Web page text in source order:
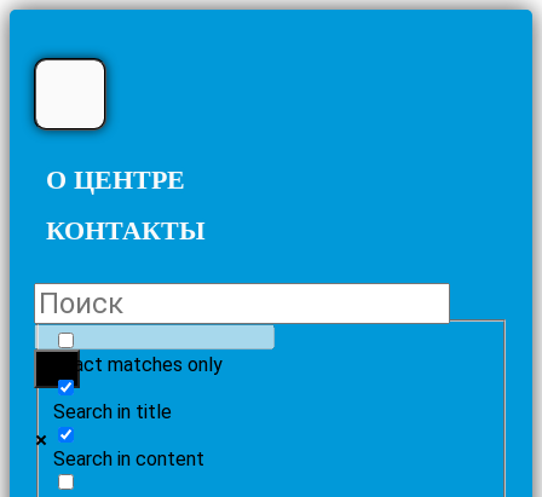
О ЦЕНТРЕ
КОНТАКТЫ
Exact matches only
Search in title
Search in content